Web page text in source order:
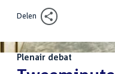
Delen
Plenair debat
: